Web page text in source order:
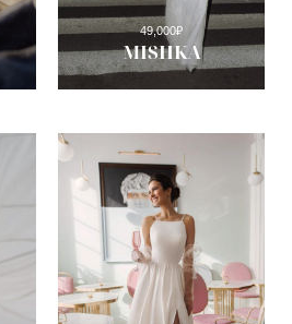
MISHKA
49,000₽